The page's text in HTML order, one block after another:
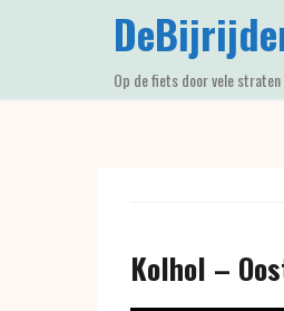
Op de fiets door vele straten
Kolhol –